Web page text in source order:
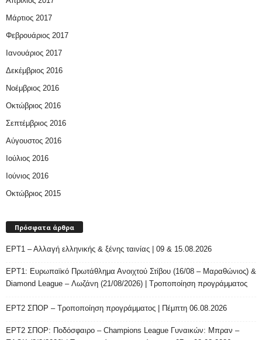
Μάρτιος 2017
Φεβρουάριος 2017
Ιανουάριος 2017
Δεκέμβριος 2016
Νοέμβριος 2016
Οκτώβριος 2016
Σεπτέμβριος 2016
Αύγουστος 2016
Ιούλιος 2016
Ιούνιος 2016
Οκτώβριος 2015
Πρόσφατα άρθρα
ΕΡΤ1 – Αλλαγή ελληνικής & ξένης ταινίας | 09 & 15.08.2026
ΕΡΤ1: Ευρωπαϊκό Πρωτάθλημα Ανοιχτού Στίβου (16/08 – Μαραθώνιος) &
Diamond League – Λωζάνη (21/08/2026) | Τροποποίηση προγράμματος
ΕΡΤ2 ΣΠΟΡ – Τροποποίηση προγράμματος | Πέμπτη 06.08.2026
ΕΡΤ2 ΣΠΟΡ: Ποδόσφαιρο – Champions League Γυναικών: Μπραν –